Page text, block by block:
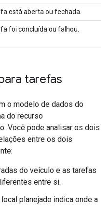
está aberta ou fechada.
foi concluída ou falhou.
tarefas
o modelo de dados do
do recurso
Você pode analisar os dois
entre os dois
do veículo e as tarefas
entre si.
local planejado indica onde a